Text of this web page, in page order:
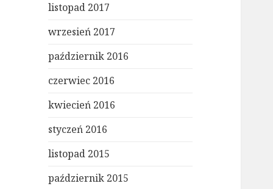
listopad 2017
wrzesień 2017
październik 2016
czerwiec 2016
kwiecień 2016
styczeń 2016
listopad 2015
październik 2015